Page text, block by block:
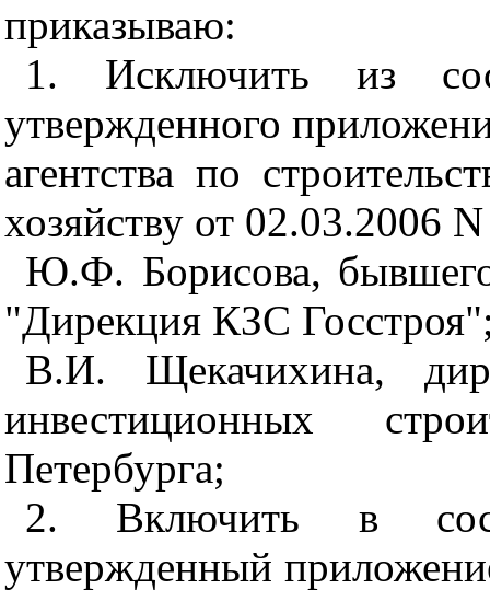
приказываю:
1. Исключить из
утвержденного
агентства по
хозяйству от 02.03.2006
Ю.Ф. Борисова,
"Дирекция КЗС
В.И. Щекачихина,
инвестиционных
Петербурга;
2. Включить в
утвержденный